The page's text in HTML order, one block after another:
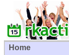
Home